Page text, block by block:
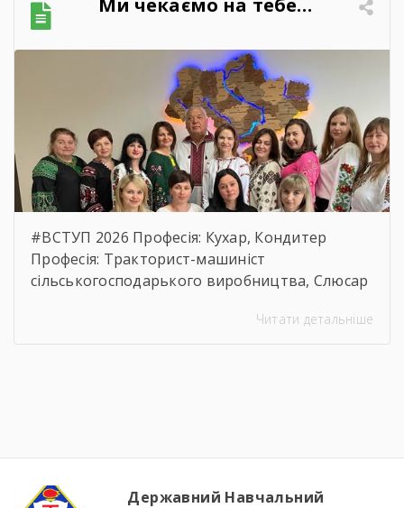
характеристик предмета закупівлі, розміру
бюджетного призначення, очікуваної
вартості предмета закупівлі.
https://drive.google.com/file/d/
#ВСТУП 2026 Професія: Кухар, Кондитер
Професія: Тракторист-машиніст
сільськогосподарького виробництва, Слюсар
устаткування, водій автотранспортних
Читати детальніше
Державний Навчальний